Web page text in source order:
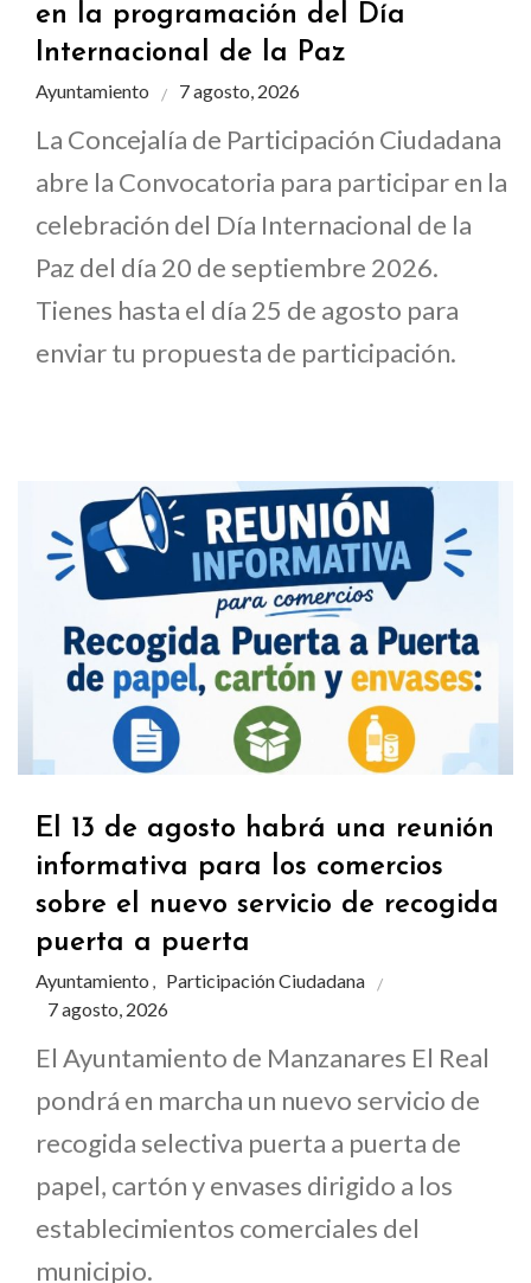
en la programación del Día
Internacional de la Paz
Ayuntamiento 7 agosto, 2026
La Concejalía de Participación Ciudadana
abre la Convocatoria para participar en la
celebración del Día Internacional de la
Paz del día 20 de septiembre 2026.
Tienes hasta el día 25 de agosto para
enviar tu propuesta de participación.
El 13 de agosto habrá una reunión
informativa para los comercios
sobre el nuevo servicio de recogida
puerta a puerta
Ayuntamiento , Participación Ciudadana
7 agosto, 2026
El Ayuntamiento de Manzanares El Real
pondrá en marcha un nuevo servicio de
recogida selectiva puerta a puerta de
papel, cartón y envases dirigido a los
establecimientos comerciales del
municipio.